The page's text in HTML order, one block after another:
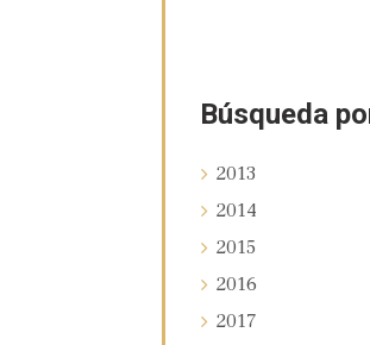
Búsqueda
2013
2014
2015
2016
2017